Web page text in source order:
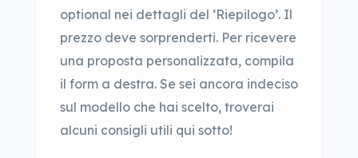
optional nei dettagli del ‘Riepilogo’. Il
prezzo deve sorprenderti. Per ricevere
una proposta personalizzata, compila
il form a destra. Se sei ancora indeciso
sul modello che hai scelto, troverai
alcuni consigli utili qui sotto!